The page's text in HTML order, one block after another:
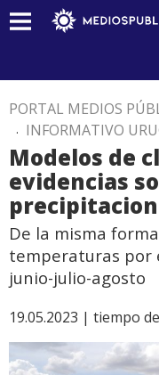
PORTAL MEDIOS
. INFORMATIVO
Modelos de
evidencias
De la misma
temperaturas por
junio-julio-agosto
19.05.2023 | tiempo